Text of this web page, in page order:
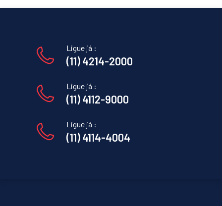
Ligue já :
(11) 4214-2000
Ligue já :
(11) 4112-9000
Ligue já :
(11) 4114-4004